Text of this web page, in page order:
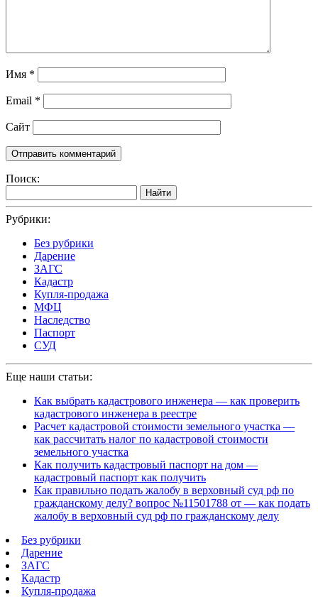
Имя *
Email *
Сайт
Поиск:
Найти
Рубрики:
Без рубрики
Дарение
ЗАГС
Кадастр
Купля-продажа
МФЦ
Наследство
Паспорт
СУД
Еще наши статьи:
Как выбрать кадастрового инженера — как проверить
кадастрового инженера в реестре
Расчет кадастровой стоимости земельного участка —
как рассчитать налог по кадастровой стоимости
земельного участка
Как получить кадастровый паспорт на дом —
кадастровый паспорт как получить
Как правильно подать жалобу в верховный суд рф по
гражданскому делу? вопрос №11501788 от — как подать
жалобу в верховный суд рф по гражданскому делу
Без рубрики
Дарение
ЗАГС
Кадастр
Купля-продажа